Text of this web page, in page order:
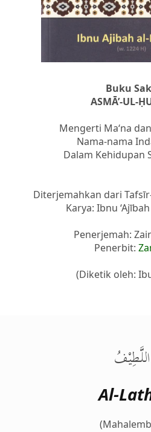
Buku
ASMĀ’-UL-
Mengerti Ma‘na
Nama-nama
Dalam Kehidupan
Diterjemahkan dari
Karya: Ibnu
Penerjemah:
Penerbit:
(Diketik oleh:
اللَّطِيْفُ
Al-